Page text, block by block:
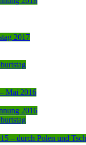
2017
Mai 2016
2016
– durch Polen und